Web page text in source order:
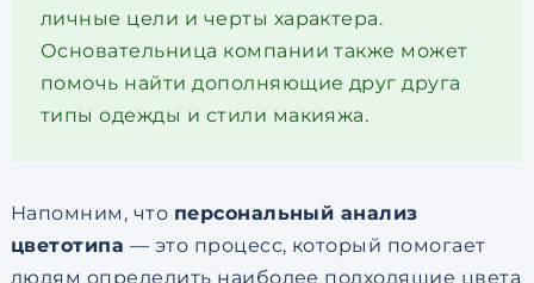
личные цели и черты характера.
Основательница компании также может
помочь найти дополняющие друг друга
типы одежды и стили макияжа.
Напомним, что персональный анализ
цветотипа — это процесс, который помогает
людям определить наиболее подходящие цвета